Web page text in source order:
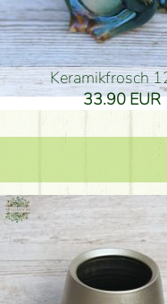
Keramikfrosch
33.90 EUR